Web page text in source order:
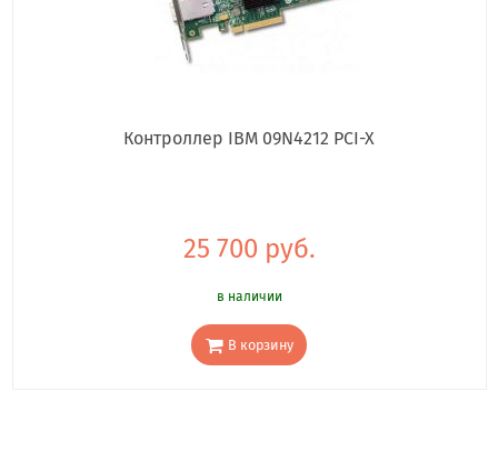
Контроллер IBM 09N4212 PCI-X
25 700 руб.
в наличии
В корзину